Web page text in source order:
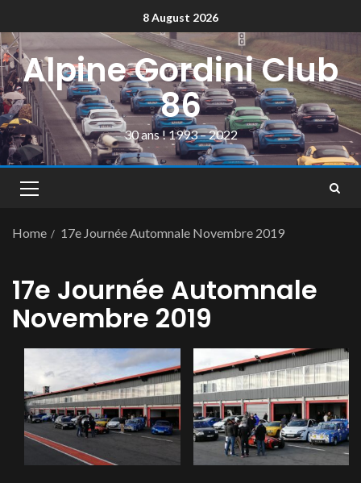
8 August 2026
Alpine Gordini Club
86
30 ans ! 1993 – 2022
Home 17e Journée Automnale Novembre 2019
17e Journée Automnale
Novembre 2019